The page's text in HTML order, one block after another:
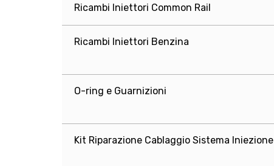
Ricambi Iniettori Common Rail
Ricambi Iniettori Benzina
O-ring e Guarnizioni
Kit Riparazione Cablaggio Sistema Iniezione